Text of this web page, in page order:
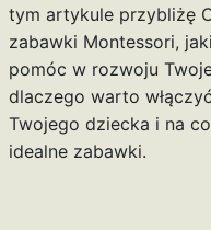
tym artykule przybliżę
zabawki Montessori,
pomóc w rozwoju
dlaczego warto
Twojego dziecka i na
idealne zabawki.